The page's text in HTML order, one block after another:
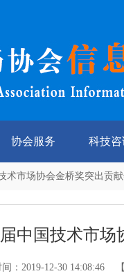
协会服务 科技
术市场协会金桥奖突出贡
中国技术市场
：2019-12-30 14:08:46 【